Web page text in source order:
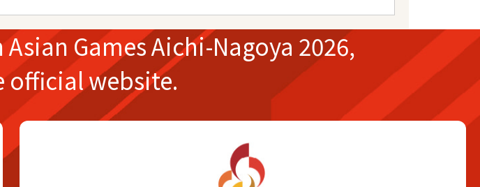
Asian GamesAichi-Nagoya 2026,
official website.